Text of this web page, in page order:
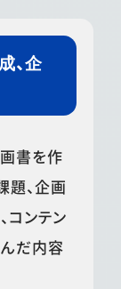
、企
書を作
題、企画
コンテン
だ内容